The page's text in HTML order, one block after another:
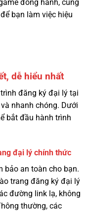
đồng hành, cung
bạn làm việc hiệu
dễ hiểu nhất
đăng ký đại lý tại
nhanh chóng. Dưới
bắt đầu hành trình
đại lý chính thức
bảo an toàn cho bạn.
trang đăng ký đại lý
đường link lạ, không
thường, các